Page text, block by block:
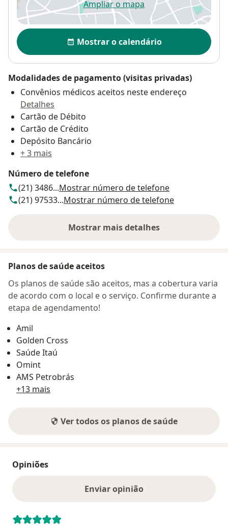
Ampliar o mapaabre num novo separador
Disponibilidade
Mostrar o calendário
Modalidades de pagamento (visitas privadas)
Convênios médicos aceitos neste endereço
Detalhes
Cartão de Débito
Cartão de Crédito
Depósito Bancário
+ 3 mais
Número de telefone
(21) 3486...Mostrar número de telefone
(21) 97533...Mostrar número de telefone
Mostrar mais detalhes
sobre o endereço
Planos de saúde aceitos
Os planos de saúde são aceitos, mas a cobertura varia
de acordo com o local e o serviço. Confirme durante a
etapa de agendamento!
Amil
Golden Cross
Saúde Itaú
Omint
AMS Petrobrás
+13 mais
Ver todos os planos de saúde
Opiniões
Enviar opinião